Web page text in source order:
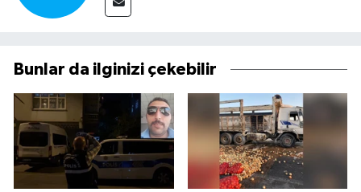
Bunlar da ilginizi çekebilir